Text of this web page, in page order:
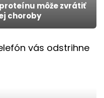
môže zvrátiť
choroby